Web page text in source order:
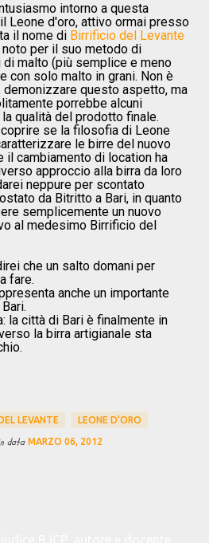
intorno a questa
Leone d'oro, attivo ormai presso
il nome di Birrificio del Levante
noto per il suo metodo di
malto (più semplice e meno
con solo malto in grani. Non è
demonizzare questo aspetto, ma
porrebbe alcuni
qualità del prodotto finale.
se la filosofia di Leone
le birre del nuovo
il cambiamento di location ha
approccio alla birra da loro
neppure per scontato
da Bitritto a Bari, in quanto
semplicemente un nuovo
al medesimo Birrificio del
che un salto domani per
fare.
anche un importante
la città di Bari è finalmente in
la birra artigianale sta
LEVANTE LEONE D'ORO
data MARZO 06, 2012